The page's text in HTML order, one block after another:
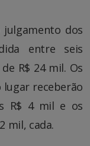
dos
entre seis
R$ 24 mil. Os
receberão
R$ 4 mil e os
mil, cada.